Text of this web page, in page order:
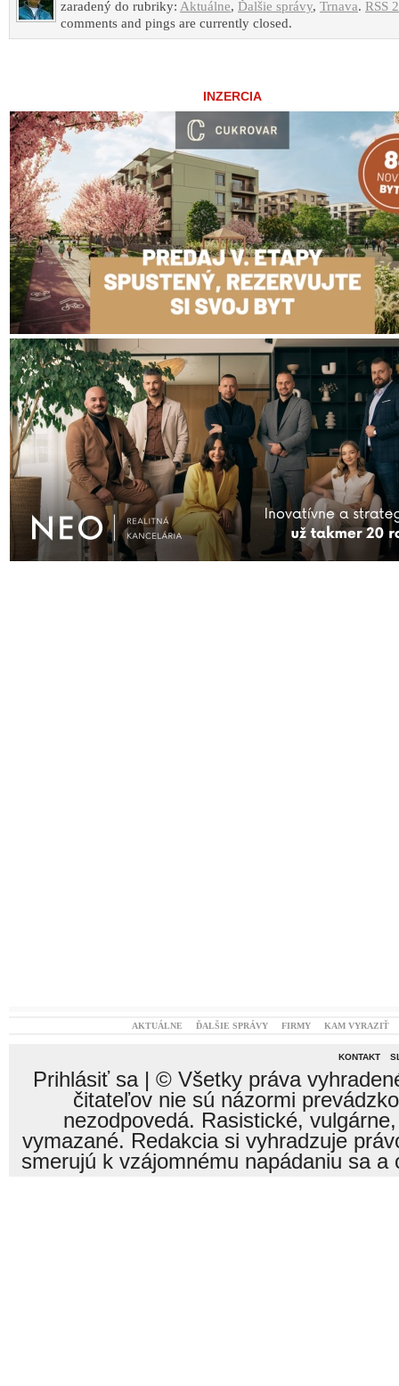
zaradený do rubriky: Aktuálne, Ďalšie správy, Trnava. RSS
comments and pings are currently closed.
INZERCIA
AKTUÁLNE ĎALŠIE SPRÁVY FIRMY KAM VYRAZIŤ
KONTAKT
Prihlásiť sa| © Všetky práva
čitateľov nie sú názormi
nezodpovedá. Rasistické,
vymazané. Redakcia si vyhradzuje
smerujú k vzájomnému napádaniu sa